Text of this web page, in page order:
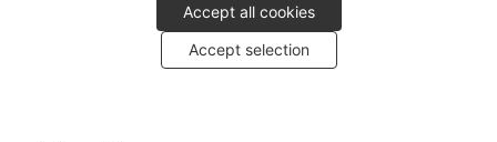
Accept all cookies
Accept selection